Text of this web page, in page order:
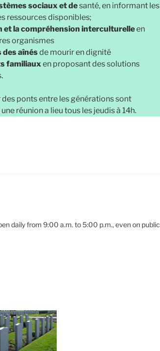
sociaux et desanté, en informant les
ressources disponibles;
et la compréhension interculturelleen
organismes
aînésde mourir en dignité
familiaux en proposant des solutions
ponts entre les générations sont
réunion a lieu tous les jeudis à 14h.
daily from 9:00 a.m. to 5:00 p.m., even on public